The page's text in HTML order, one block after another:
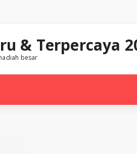
& Terpercaya
besar